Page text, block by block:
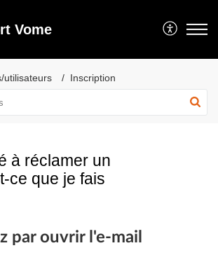
Vome
utilisateurs Inscription
à réclamer un
ce que je fais
par ouvrir l'e-mail